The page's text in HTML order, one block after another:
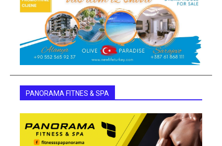
PANORAMA FITNES & SPA